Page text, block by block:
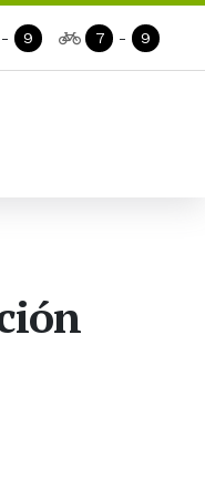
- 9 7 - 9